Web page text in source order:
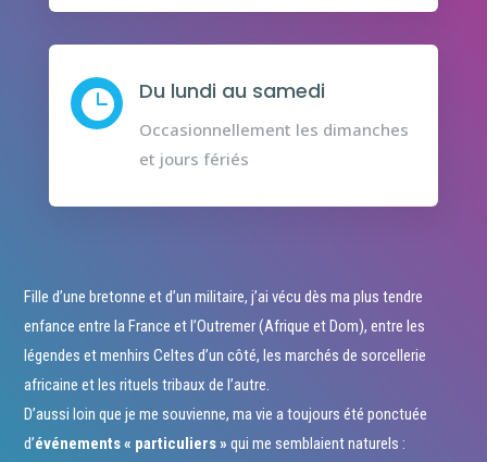
 Du lundi au samedi
Occasionnellement les dimanches
et jours fériés
Fille d’une bretonne et d’un militaire, j’ai vécu dès ma plus tendre
enfance entre la France et l’Outremer (Afrique et Dom), entre les
légendes et menhirs Celtes d’un côté, les marchés de sorcellerie
africaine et les rituels tribaux de l’autre.
D’aussi loin que je me souvienne, ma vie a toujours été ponctuée
d’événements « particuliers » qui me semblaient naturels :